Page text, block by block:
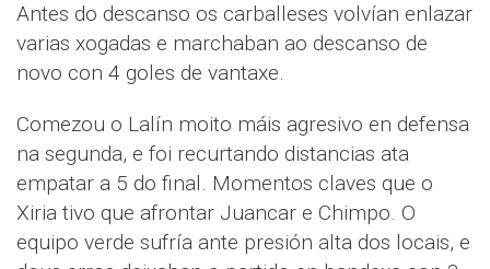
Antes do descanso os carballeses volvían enlazar
varias xogadas e marchaban ao descanso de
novo con 4 goles de vantaxe.
Comezou o Lalín moito máis agresivo en defensa
na segunda, e foi recurtando distancias ata
empatar a 5 do final. Momentos claves que o
Xiria tivo que afrontar Juancar e Chimpo. O
equipo verde sufría ante presión alta dos locais, e